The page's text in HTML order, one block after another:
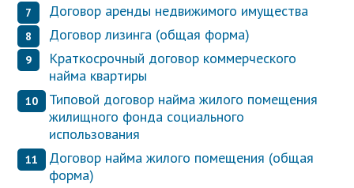
Договор аренды недвижимого имущества
Договор лизинга (общая форма)
Краткосрочный договор коммерческого
найма квартиры
Типовой договор найма жилого помещения
жилищного фонда социального
использования
Договор найма жилого помещения (общая
форма)